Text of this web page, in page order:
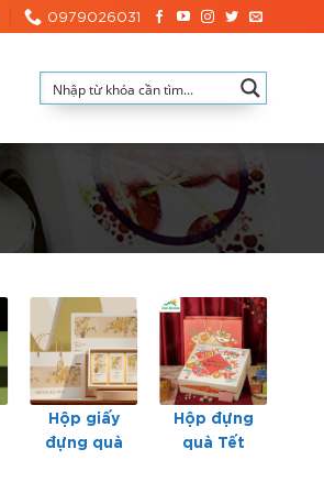
0979026031
Hộp giấy
đựng quà
Hộp đựng
quà Tết